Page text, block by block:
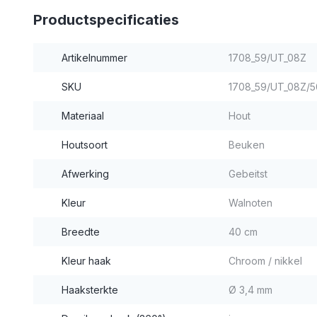
Productspecificaties
Artikelnummer 1708_59/UT_08Z
SKU 1708_59/UT_08Z/
Materiaal Hout
Houtsoort Beuken
Afwerking Gebeitst
Kleur Walnoten
Breedte 40 cm
Kleur haak Chroom / nikkel
Haaksterkte Ø 3,4 mm